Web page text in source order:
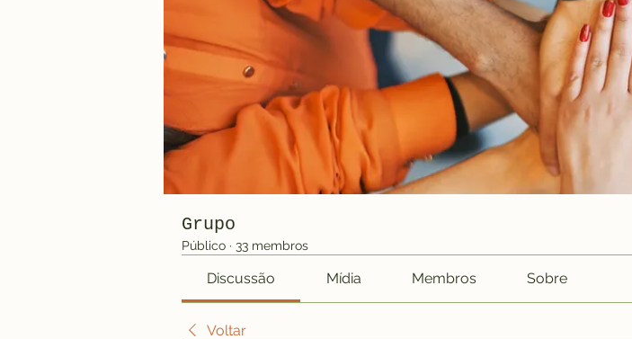
Grupo
Público · 33 membros
Discussão Mídia Membros Sobre
Voltar